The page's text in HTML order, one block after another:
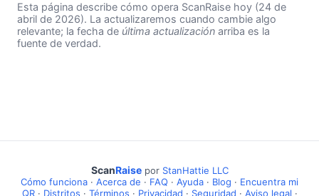
Esta página describe cómo opera ScanRaise hoy (24 de
abril de 2026). La actualizaremos cuando cambie algo
relevante; la fecha de última actualización arriba es la
fuente de verdad.
ScanRaisepor StanHattie LLC
Cómo funciona · Acerca de · FAQ · Ayuda · Blog · Encuentra mi
QR· Distritos · Términos · Privacidad · Seguridad · Aviso legal ·